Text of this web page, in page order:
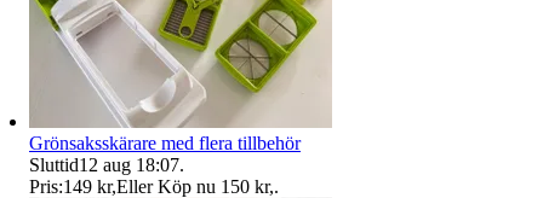
Grönsaksskärare med flera tillbehör
Sluttid12 aug 18:07.
Pris:149 kr,Eller Köp nu 150 kr,.